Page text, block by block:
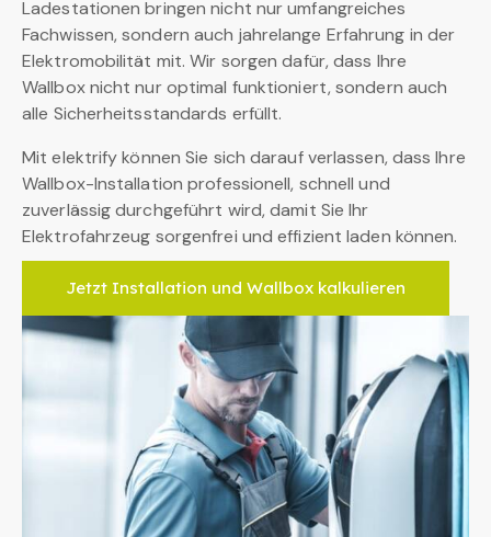
Ladestationen bringen nicht nur umfangreiches
Fachwissen, sondern auch jahrelange Erfahrung in der
Elektromobilität mit. Wir sorgen dafür, dass Ihre
Wallbox nicht nur optimal funktioniert, sondern auch
alle Sicherheitsstandards erfüllt.
Mit elektrify können Sie sich darauf verlassen, dass Ihre
Wallbox-Installation professionell, schnell und
zuverlässig durchgeführt wird, damit Sie Ihr
Elektrofahrzeug sorgenfrei und effizient laden können.
Jetzt Installation und Wallbox kalkulieren